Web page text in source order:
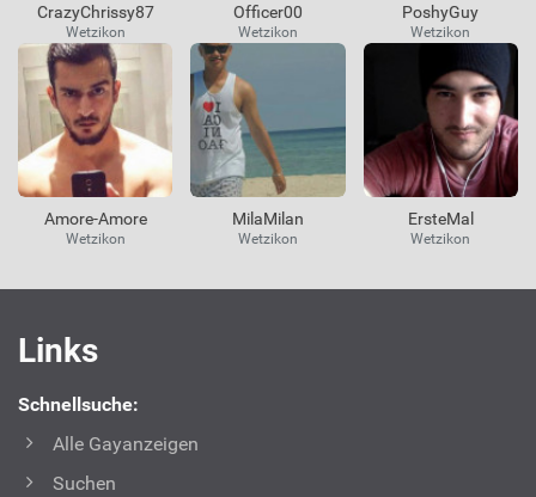
CrazyChrissy87
Wetzikon
Officer00
Wetzikon
PoshyGuy
Wetzikon
Amore-Amore
Wetzikon
MilaMilan
Wetzikon
ErsteMal
Wetzikon
Interessante
Links
Links
Schnellsuche:
Alle Gayanzeigen
Suchen